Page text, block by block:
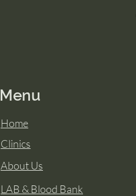
Menu
Home
Clinics
About Us
LAB & Blood Bank